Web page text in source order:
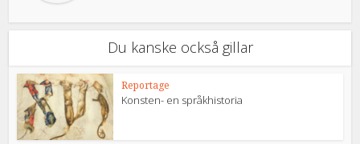
Du kanske också gillar
Reportage
Konsten- en språkhistoria